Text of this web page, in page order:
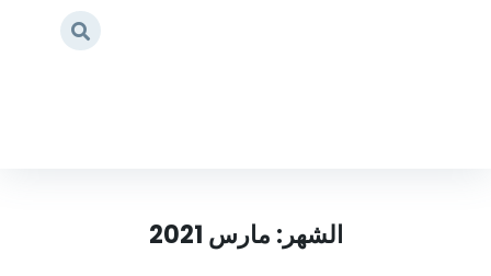
الشهر: مارس 2021